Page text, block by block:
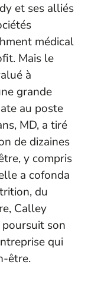
et ses alliés
médical
Mais le
à
grande
au poste
MD, a tiré
de dizaines
y compris
a cofonda
du
Calley
poursuit son
qui
être.